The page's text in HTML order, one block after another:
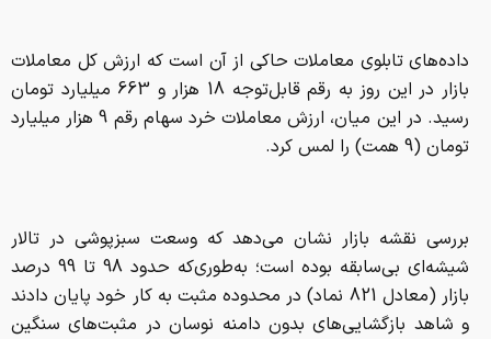
داده‌های تابلوی معاملات حاکی از آن است که ارزش کل معاملات
بازار در این روز به رقم قابل‌توجه 18 هزار و 663 میلیارد تومان
رسید. در این میان، ارزش معاملات خرد سهام رقم 9 هزار میلیارد
تومان (9 همت) را لمس کرد.
بررسی نقشه بازار نشان می‌دهد که وسعت سبزپوشی در تالار
شیشه‌ای بی‌سابقه بوده است؛ به‌طوری‌که حدود 98 تا 99 درصد
بازار (معادل 821 نماد) در محدوده مثبت به کار خود پایان دادند
و شاهد بازگشایی‌های بدون دامنه نوسان در مثبت‌های سنگین